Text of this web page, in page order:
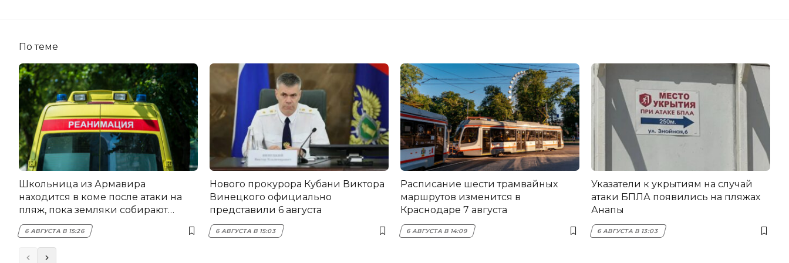
По теме
Школьница из Армавира
находится в коме после атаки на
пляж, пока земляки собирают
помощь
6 АВГУСТА В 15:26
Нового прокурора Кубани Виктора
Винецкого официально
представили 6 августа
6 АВГУСТА В 15:03
Расписание шести трамвайных
маршрутов изменится в
Краснодаре 7 августа
6 АВГУСТА В 14:09
Указатели к укрытиям на случай
атаки БПЛА появились на пляжах
Анапы
6 АВГУСТА В 13:03